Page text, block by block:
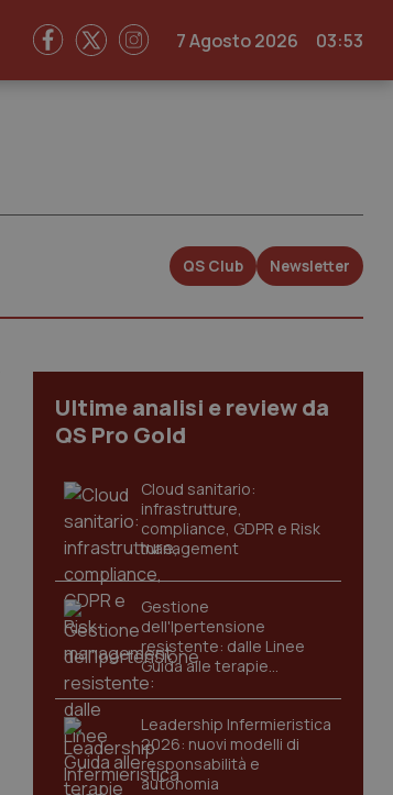
7 Agosto 2026 03:53
QS Club Newsletter
Ultime analisi e review da
QS Pro Gold
Cloud sanitario:
infrastrutture,
compliance, GDPR e Risk
management
Gestione
dell'Ipertensione
resistente: dalle Linee
Guida alle terapie
innovative
Leadership Infermieristica
2026: nuovi modelli di
responsabilità e
autonomia